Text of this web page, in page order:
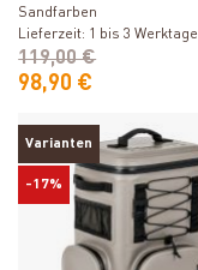
Sandfarben
Lieferzeit: 1 bis 3 Werktage
98,90 €
119,00 €
Varianten
-17%